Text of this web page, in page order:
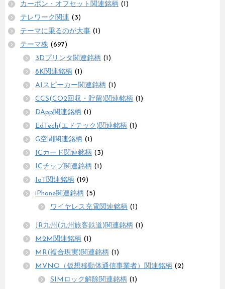
カーボン・オフセット関連銘柄 (1)
テレワーク関連 (3)
テーマに乗るのが大事 (1)
テーマ株 (697)
3Dプリンタ関連銘柄 (1)
8K関連銘柄 (1)
AIスピーカー関連銘柄 (1)
CCS(CO2回収・貯留)関連銘柄 (1)
DApp関連銘柄 (1)
EdTech(エドテック)関連銘柄 (1)
G空間関連銘柄 (1)
ICカード関連銘柄 (3)
ICチップ関連銘柄 (1)
IoT関連銘柄 (19)
iPhone関連銘柄 (5)
ワイヤレス充電関連銘柄 (1)
JR九州(九州旅客鉄道)関連銘柄 (1)
M2M関連銘柄 (1)
MR(複合現実)関連銘柄 (1)
MVNO（仮想移動体通信事業者）関連銘柄 (2)
SIMロック解除関連銘柄 (1)